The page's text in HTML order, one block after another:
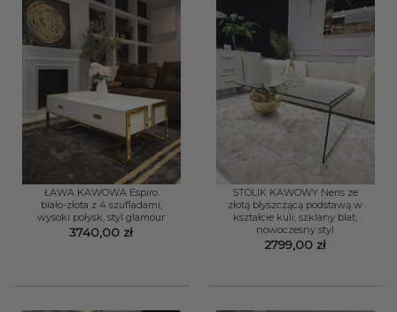
ŁAWA KAWOWA Espiro
biało-złota z 4 szufladami,
wysoki połysk, styl glamour
3740,00 zł
STOLIK KAWOWY Neris ze
złotą błyszczącą podstawą w
kształcie kuli, szklany blat,
nowoczesny styl
2799,00 zł